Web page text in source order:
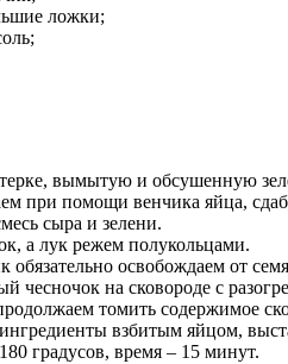
ложки;
вымытую и обсушенную
при помощи венчика яйца,
сыра и зелени.
а лук режем полукольцами.
освобождаем от
чесночок на сковороде с
томить содержимое
взбитым яйцом,
градусов, время – 15 минут.